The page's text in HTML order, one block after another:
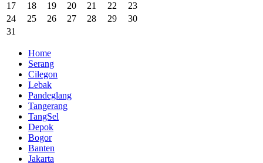
17
18 19 20 21 22
23
24
25 26 27 28 29
30
31
Home
Serang
Cilegon
Lebak
Pandeglang
Tangerang
TangSel
Depok
Bogor
Banten
Jakarta